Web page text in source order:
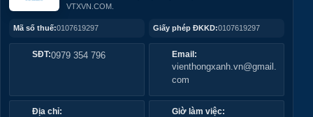
VTXVN.COM.
Mã số thuế:0107619297 Giấy phép ĐKKD:0107619297
SĐT:0979 354 796 Email:
vienthongxanh.vn@gmail.
com
Địa chỉ: Giờ làm việc: